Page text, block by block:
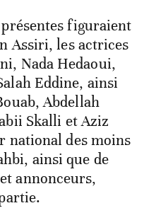
figuraient
Assiri, les actrices
Nada Hedaoui,
Eddine, ainsi
Abdellah
Skalli et Aziz
national des moins
ainsi que de
annonceurs,